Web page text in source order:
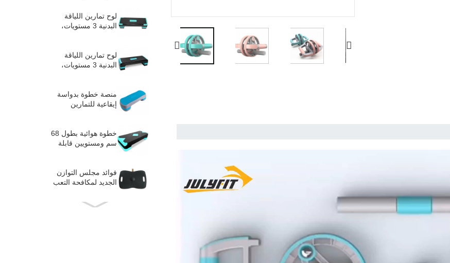
لوح تمارين اللياقة
البدنية 3 مستويات،
لوح تمارين اللياقة
البدنية 3 مستويات،
منصة خطوة بدواسة
إيقاعية للتمارين
خطوة هوائية بطول 68
سم ومستويين قابلة
فوائد مجلس التوازن
الجديد لمكافحة التعب